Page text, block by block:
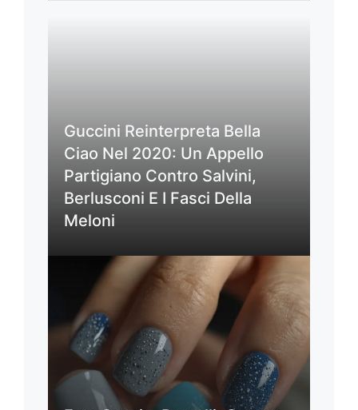
Guccini Reinterpreta Bella
Ciao Nel 2020: Un Appello
Partigiano Contro Salvini,
Berlusconi E I Fasci Della
Meloni